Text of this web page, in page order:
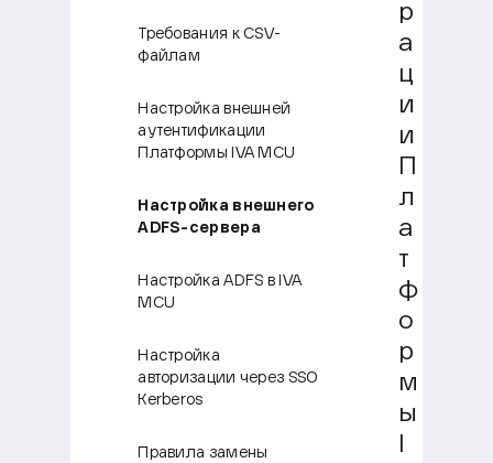
Требования к CSV-
файлам
Настройка внешней
аутентификации
Платформы IVA MCU
Настройка внешнего
ADFS-сервера
Настройка ADFS в IVA
MCU
Настройка
авторизации через SSO
Kerberos
Правила замены
р
а
ц
и
и
л
а
т
ф
о
р
м
ы